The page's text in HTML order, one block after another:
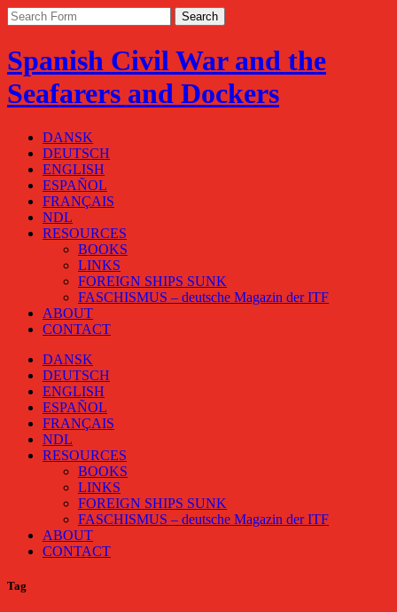
Spanish Civil War and the
Seafarers and Dockers
DANSK
DEUTSCH
ENGLISH
ESPAÑOL
FRANÇAIS
NDL
RESOURCES
BOOKS
LINKS
FOREIGN SHIPS SUNK
FASCHISMUS – deutsche Magazin der ITF
ABOUT
CONTACT
DANSK
DEUTSCH
ENGLISH
ESPAÑOL
FRANÇAIS
NDL
RESOURCES
BOOKS
LINKS
FOREIGN SHIPS SUNK
FASCHISMUS – deutsche Magazin der ITF
ABOUT
CONTACT
Tag